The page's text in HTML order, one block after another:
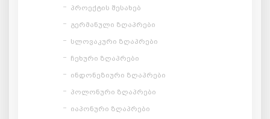
პროექტის შესახებ
გერმანული ზღაპრები
სლოვაკური ზღაპრები
ჩეხური ზღაპრები
ინდონეზიური ზღაპრები
პოლონური ზღაპრები
იაპონური ზღაპრები